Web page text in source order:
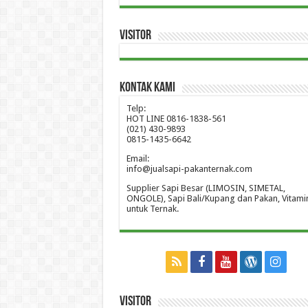
Visitor
Kontak Kami
Telp:
HOT LINE 0816-1838-561
(021) 430-9893
0815-1435-6642
Email:
info@jualsapi-pakanternak.com
Supplier Sapi Besar (LIMOSIN, SIMETAL,
ONGOLE), Sapi Bali/Kupang dan Pakan,
untuk Ternak.
Visitor